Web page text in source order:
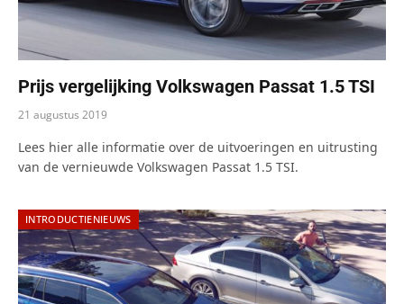
Prijs vergelijking Volkswagen Passat 1.5 TSI
21 augustus 2019
Lees hier alle informatie over de uitvoeringen en uitrusting
van de vernieuwde Volkswagen Passat 1.5 TSI.
INTRODUCTIENIEUWS